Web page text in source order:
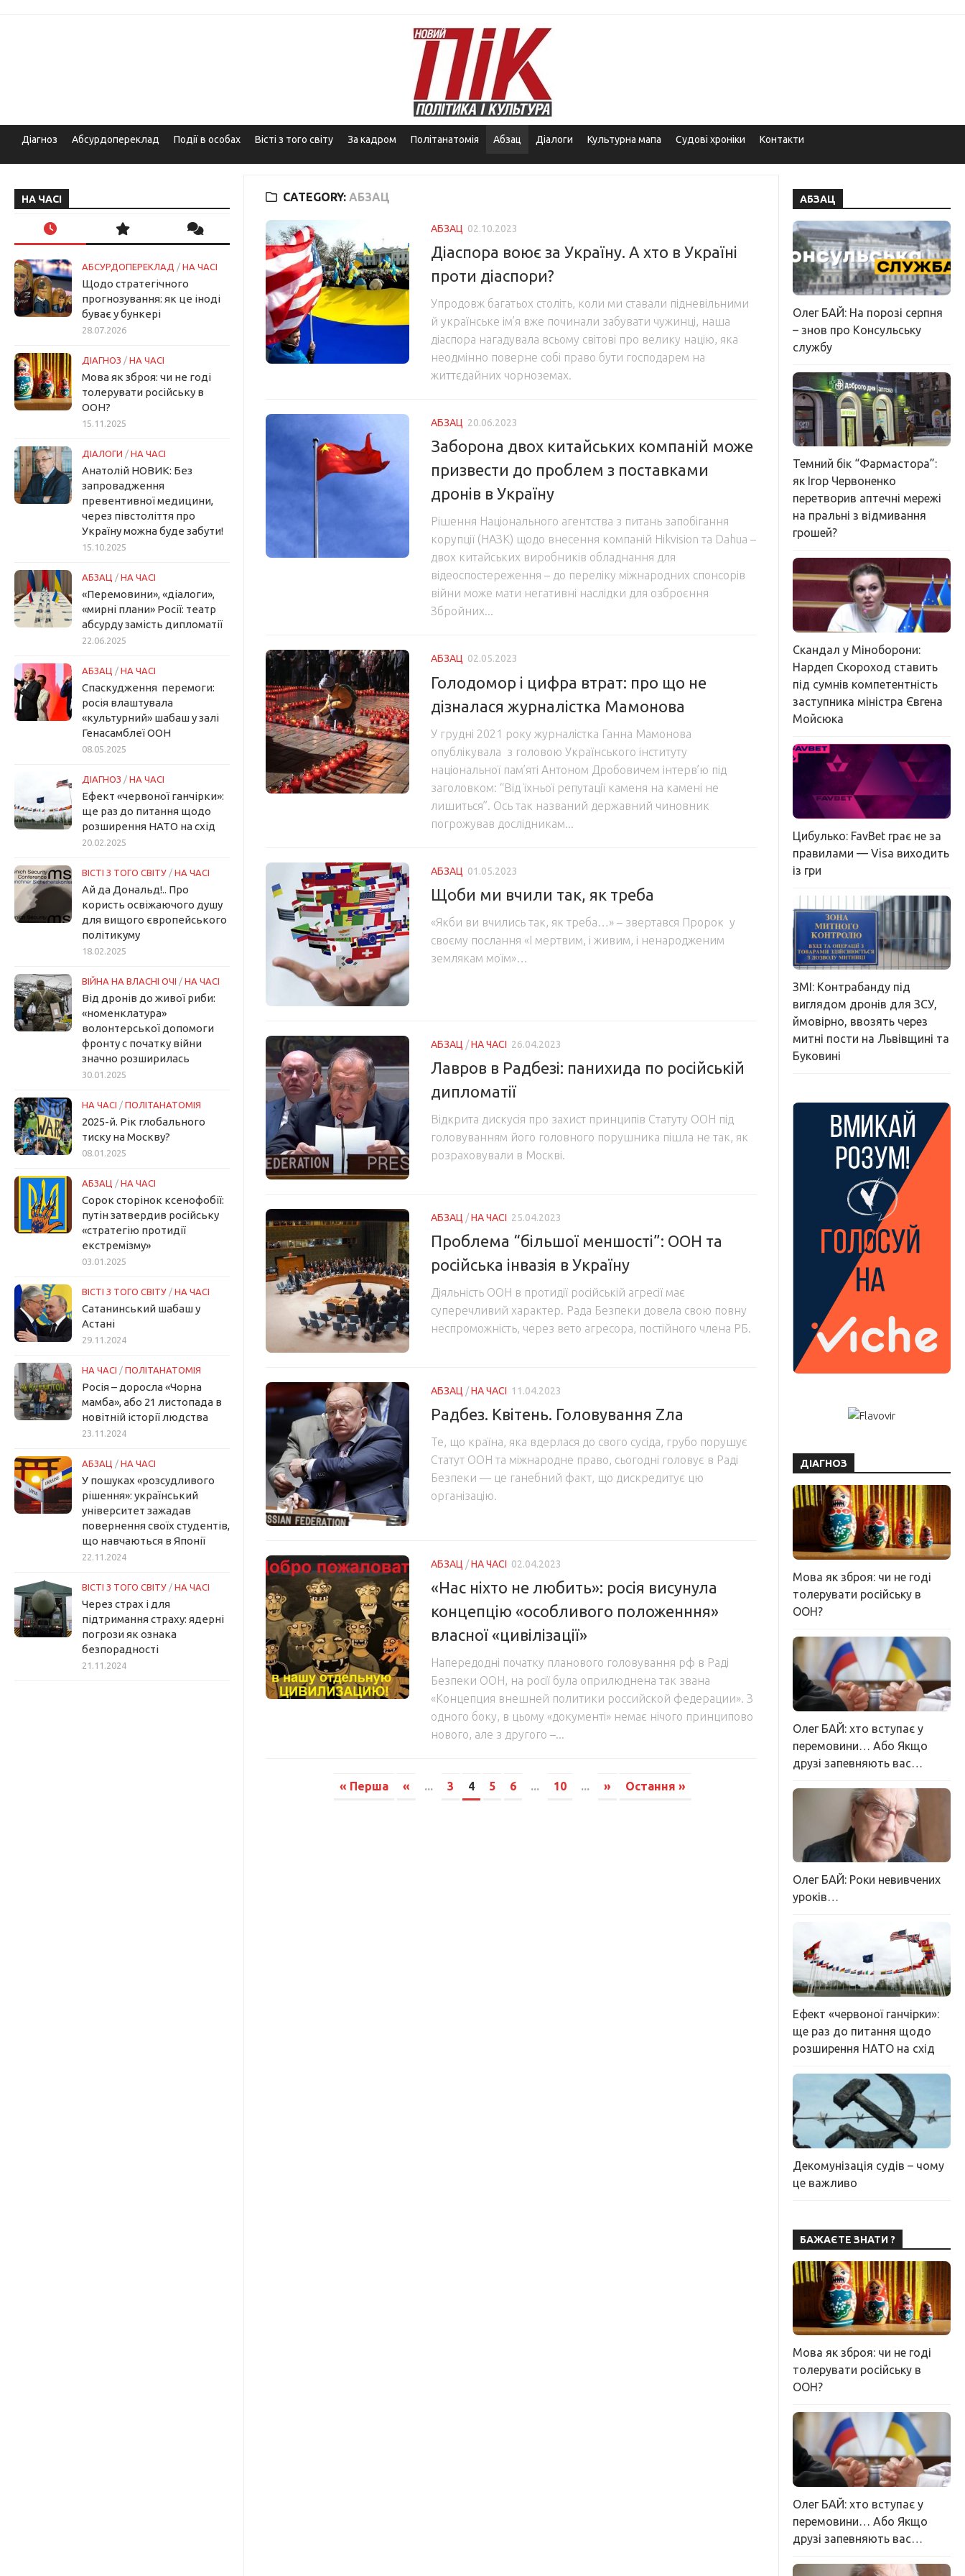
Діагноз Абсурдопереклад Події в особах Вісті з того світу За кадром Політанатомія Абзац Діалоги Культурна мапа Судові хроніки Контакти
CATEGORY: АБЗАЦ
АБЗАЦ 02.10.2023
Діаспора воює за Україну. А хто в Україні
проти діаспори?
Упродовж багатьох століть, коли ми ставали підневільними
й українське ім’я вже починали забувати чужинці, наша
діаспора нагадувала всьому світові про велику націю, яка
неодмінно поверне собі право бути господарем на
життєдайних чорноземах.
АБЗАЦ 20.06.2023
Заборона двох китайських компаній може
призвести до проблем з поставками
дронів в Україну
Рішення Національного агентства з питань запобігання
корупції (НАЗК) щодо внесення компаній Hikvision та Dahua –
двох китайських виробників обладнання для
відеоспостереження – до переліку міжнародних спонсорів
війни може мати негативні наслідки для озброєння
Збройних...
АБЗАЦ 02.05.2023
Голодомор і цифра втрат: про що не
дізналася журналістка Мамонова
У грудні 2021 року журналістка Ганна Мамонова
опублікувала з головою Українського інституту
національної пам’яті Антоном Дробовичем інтерв’ю під
заголовком: “Від їхньої репутації каменя на камені не
лишиться”. Ось так названий державний чиновник
погрожував дослідникам...
АБЗАЦ 01.05.2023
Щоби ми вчили так, як треба
«Якби ви вчились так, як треба…» – звертався Пророк у
своєму послання «І мертвим, і живим, і ненародженим
землякам моїм»…
АБЗАЦ /НА ЧАСІ 26.04.2023
Лавров в Радбезі: панихида по російській
дипломатії
Відкрита дискусія про захист принципів Статуту ООН під
головуванням його головного порушника пішла не так, як
розраховували в Москві.
АБЗАЦ /НА ЧАСІ 25.04.2023
Проблема “більшої меншості”: ООН та
російська інвазія в Україну
Діяльність ООН в протидії російській агресії має
суперечливий характер. Рада Безпеки довела свою повну
неспроможність, через вето агресора, постійного члена РБ.
АБЗАЦ /НА ЧАСІ 11.04.2023
Радбез. Квітень. Головування Zла
Те, що країна, яка вдерлася до свого сусіда, грубо порушує
Статут ООН та міжнародне право, сьогодні головує в Раді
Безпеки — це ганебний факт, що дискредитує цю
організацію.
АБЗАЦ /НА ЧАСІ 02.04.2023
«Нас ніхто не любить»: росія висунула
концепцію «особливого положенння»
власної «цивілізації»
Напередодні початку планового головування рф в Раді
Безпеки ООН, на росії була оприлюднена так звана
«Концепция внешней политики российской федерации». З
одного боку, в цьому «документі» немає нічого принципово
нового, але з другого –...
« Перша « ... 3 4 5 6 ... 10 ... » Остання »
НА ЧАСІ
АБСУРДОПЕРЕКЛАД / НА ЧАСІ
Щодо стратегічного
прогнозування: як це іноді
буває у бункері
28.07.2026
ДІАГНОЗ / НА ЧАСІ
Мова як зброя: чи не годі
толерувати російську в
ООН?
15.11.2025
ДІАЛОГИ / НА ЧАСІ
Анатолій НОВИК: Без
запровадження
превентивної медицини,
через півстоліття про
Україну можна буде забути!
15.10.2025
АБЗАЦ / НА ЧАСІ
«Перемовини», «діалоги»,
«мирні плани» Росії: театр
абсурду замість дипломатії
22.06.2025
АБЗАЦ / НА ЧАСІ
Спаскудження перемоги:
росія влаштувала
«культурний» шабаш у залі
Генасамблеї ООН
08.05.2025
ДІАГНОЗ / НА ЧАСІ
Ефект «червоної ганчірки»:
ще раз до питання щодо
розширення НАТО на схід
20.02.2025
ВІСТІ З ТОГО СВІТУ / НА ЧАСІ
Ай да Дональд!.. Про
користь освіжаючого душу
для вищого європейського
політикуму
18.02.2025
ВІЙНА НА ВЛАСНІ ОЧІ / НА ЧАСІ
Від дронів до живої риби:
«номенклатура»
волонтерської допомоги
фронту с початку війни
значно розширилась
30.01.2025
НА ЧАСІ / ПОЛІТАНАТОМІЯ
2025-й. Рік глобального
тиску на Москву?
08.01.2025
АБЗАЦ / НА ЧАСІ
Сорок сторінок ксенофобії:
путін затвердив російську
«стратегію протидії
екстремізму»
03.01.2025
ВІСТІ З ТОГО СВІТУ / НА ЧАСІ
Сатанинський шабаш у
Астані
29.11.2024
НА ЧАСІ / ПОЛІТАНАТОМІЯ
Росія – доросла «Чорна
мамба», або 21 листопада в
новітній історії людства
23.11.2024
АБЗАЦ / НА ЧАСІ
У пошуках «розсудливого
рішення»: український
університет зажадав
повернення своїх студентів,
що навчаються в Японії
22.11.2024
ВІСТІ З ТОГО СВІТУ / НА ЧАСІ
Через страх і для
підтримання страху: ядерні
погрози як ознака
безпорадності
21.11.2024
АБЗАЦ
Олег БАЙ: На порозі серпня
– знов про Консульську
службу
Темний бік “Фармастора”:
як Ігор Червоненко
перетворив аптечні мережі
на пральні з відмивання
грошей?
Скандал у Міноборони:
Нардеп Скороход ставить
під сумнів компетентність
заступника міністра Євгена
Мойсюка
Цибулько: FavBet грає не за
правилами — Visa виходить
із гри
ЗМІ: Контрабанду під
виглядом дронів для ЗСУ,
ймовірно, ввозять через
митні пости на Львівщині та
Буковині
ДІАГНОЗ
Мова як зброя: чи не годі
толерувати російську в
ООН?
Олег БАЙ: хто вступає у
перемовини… Або Якщо
друзі запевняють вас…
Олег БАЙ: Роки невивчених
уроків…
Ефект «червоної ганчірки»:
ще раз до питання щодо
розширення НАТО на схід
Декомунізація судів – чому
це важливо
БАЖАЄТЕ ЗНАТИ ?
Мова як зброя: чи не годі
толерувати російську в
ООН?
Олег БАЙ: хто вступає у
перемовини… Або Якщо
друзі запевняють вас…